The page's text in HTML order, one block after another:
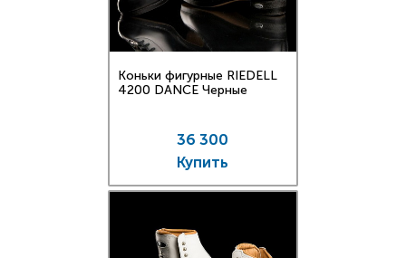
Коньки фигурные RIEDELL
4200 DANCE Черные
36 300
Купить